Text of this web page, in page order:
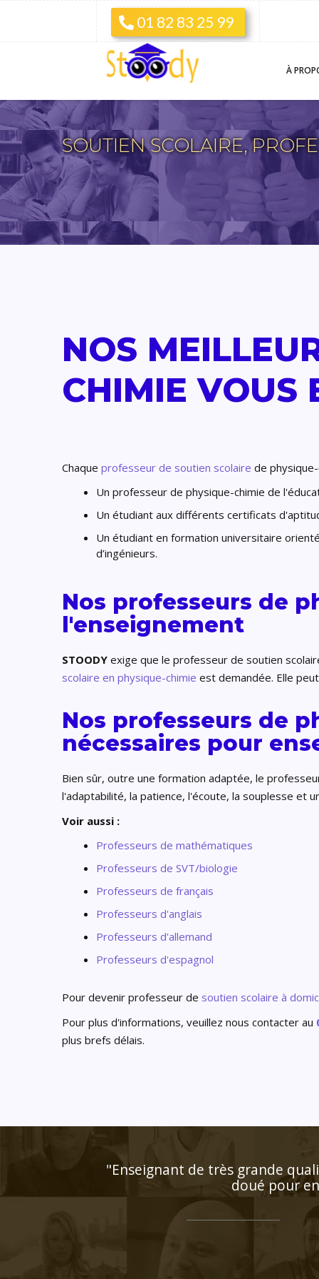
01 82 83 25 99
À
SOUTIEN SCOLAIRE,
NOS
CHIMIE VOUS
Chaque professeur de soutien scolaire de
Un professeur de physique-chimie de
Un étudiant aux différents certificats
Un étudiant en formation universitaire
d’ingénieurs.
Nos professeurs de
l'enseignement
STOODY exige que le professeur de soutien
scolaire en physique-chimie est demandée. Elle
Nos professeurs de
nécessaires pour
Bien sûr, outre une formation adaptée, le
l'adaptabilité, la patience, l'écoute, la souplesse et
Voir aussi :
Professeurs de mathématiques
Professeurs de SVT/biologie
Professeurs de français
Professeurs d'anglais
Professeurs d'allemand
Professeurs d'espagnol
Pour devenir professeur de soutien scolaire à
Pour plus d'informations, veuillez nous contacter au
plus brefs délais.